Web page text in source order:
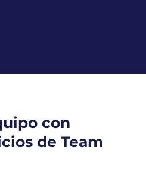
con
de Team